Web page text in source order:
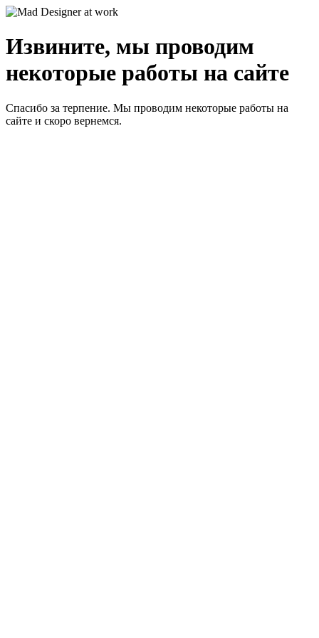
Извините, мы проводим
некоторые работы на сайте
Спасибо за терпение. Мы проводим некоторые работы на
сайте и скоро вернемся.